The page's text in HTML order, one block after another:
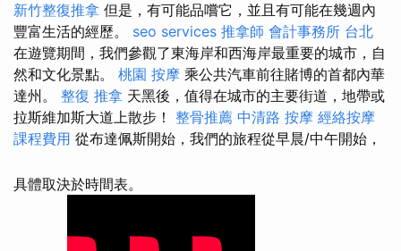
新竹整復推拿 但是，有可能品嚐它，並且有可能在幾週內
豐富生活的經歷。 seo services 推拿師 會計事務所 台北
在遊覽期間，我們參觀了東海岸和西海岸最重要的城市，自
然和文化景點。 桃園 按摩 乘公共汽車前往賭博的首都內華
達州。 整復 推拿 天黑後，值得在城市的主要街道，地帶或
拉斯維加斯大道上散步！ 整骨推薦 中清路 按摩 經絡按摩
課程費用 從布達佩斯開始，我們的旅程從早晨/中午開始，
具體取決於時間表。